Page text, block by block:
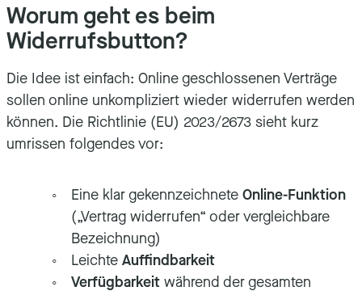
Worum geht es beim
Widerrufsbutton?
Die Idee ist einfach: Online geschlossenen Verträge
sollen online unkompliziert wieder widerrufen werden
können. Die Richtlinie (EU) 2023/2673 sieht kurz
umrissen folgendes vor:
Eine klar gekennzeichnete Online-Funktion
(„Vertrag widerrufen“ oder vergleichbare
Bezeichnung)
Leichte Auffindbarkeit
Verfügbarkeit während der gesamten